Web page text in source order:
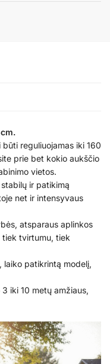
reguliuojamas iki 160
prie bet kokio aukščio
vietos.
ir patikimą
net ir intensyvaus
atsparaus aplinkos
tiek tvirtumu, tiek
laiko patikrintą modelį,
iki 10 metų amžiaus,